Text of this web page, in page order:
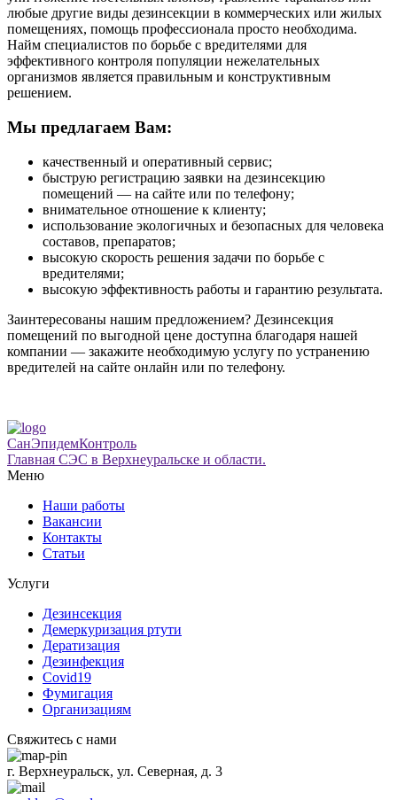
любые другие виды дезинсекции в коммерческих или жилых
помещениях, помощь профессионала просто необходима.
Найм специалистов по борьбе с вредителями для
эффективного контроля популяции нежелательных
организмов является правильным и конструктивным
решением.
Мы предлагаем Вам:
качественный и оперативный сервис;
быструю регистрацию заявки на дезинсекцию
помещений — на сайте или по телефону;
внимательное отношение к клиенту;
использование экологичных и безопасных для человека
составов, препаратов;
высокую скорость решения задачи по борьбе с
вредителями;
высокую эффективность работы и гарантию результата.
Заинтересованы нашим предложением? Дезинсекция
помещений по выгодной цене доступна благодаря нашей
компании — закажите необходимую услугу по устранению
вредителей на сайте онлайн или по телефону.
СанЭпидемКонтроль
Главная СЭС в Верхнеуральске и области.
Меню
Наши работы
Вакансии
Контакты
Статьи
Услуги
Дезинсекция
Демеркуризация ртути
Дератизация
Дезинфекция
Covid19
Фумигация
Организациям
Свяжитесь с нами
г. Верхнеуральск, ул. Северная, д. 3